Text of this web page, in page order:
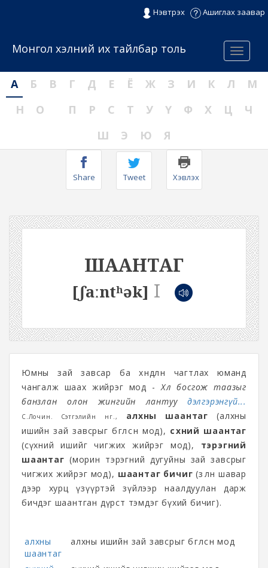
Нэвтрэх Ашиглах заавар
Menu
Монгол хэлний их тайлбар толь
А Б В Г Д Е Ё Ж З И К Л
М
Н
О П Р С Т У Ү Ф Х Ц
Ч
Ш
Э Ю Я
Share Tweet Хэвлэх
ШААНТАГ
[ʃaːntʰək] I
Юмны зай завсар ба хөндлөн чагтлах юманд
чангалж шаах жийрэг мод -Хөл босгож таазыг
банзлан олон жингийн лантуу дэлгэрэнгүй...
С.Лочин. Сэтгэлийн өнгө., алхны шаантаг (алхны
ишийн зай завсрыг бөглөсөн мод), сүхний шаантаг
(сүхний ишийг чигжих жийрэг мод), тэрэгний
шаантаг (морин тэрэгний дугуйны зай завсрыг
чигжих жийрэг мод), шаантаг бичиг (зөөлөн шавар
дээр хурц үзүүртэй зүйлээр наалдуулан дарж
бичдэг шаантган дүрст тэмдэг бүхий бичиг).
алхны
шаантаг
алхны ишийн зай завсрыг бөглөсөн мод